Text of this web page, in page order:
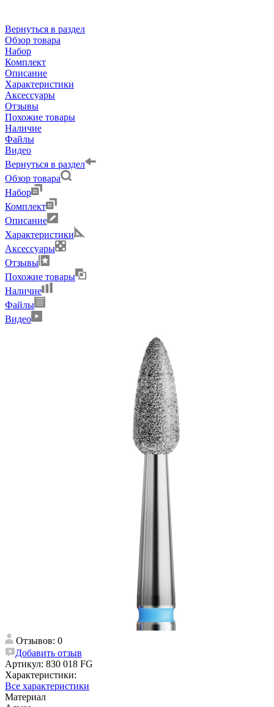
Вернуться в раздел
Обзор товара
Набор
Комплект
Описание
Характеристики
Аксессуары
Отзывы
Похожие товары
Наличие
Файлы
Видео
Вернуться в раздел
Обзор товара
Набор
Комплект
Описание
Характеристики
Аксессуары
Отзывы
Похожие товары
Наличие
Файлы
Видео
Отзывов: 0
Добавить отзыв
Артикул: 830 018 FG
Характеристики:
Все характеристики
Материал